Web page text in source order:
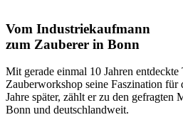
Vom Industriekaufmann
zum Zauberer in Bonn
Mit gerade einmal 10 Jahren
Zauberworkshop seine Faszination für
Jahre später, zählt er zu den gefragten
Bonn und deutschlandweit.